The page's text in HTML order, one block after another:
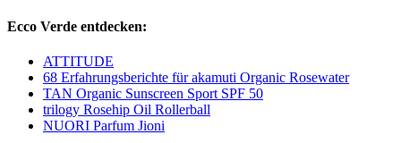
Ecco Verde entdecken:
ATTITUDE
68 Erfahrungsberichte für akamuti Organic Rosewater
TAN Organic Sunscreen Sport SPF 50
trilogy Rosehip Oil Rollerball
NUORI Parfum Jioni